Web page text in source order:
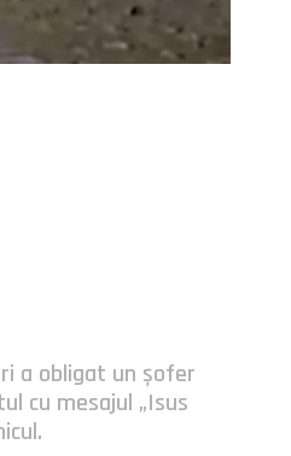
a obligat un șofer
cu mesajul „Isus